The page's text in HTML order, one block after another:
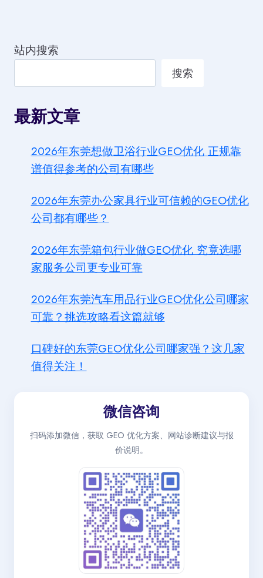
站内搜索
搜索
最新文章
2026年东莞想做卫浴行业GEO优化 正规靠
谱值得参考的公司有哪些
2026年东莞办公家具行业可信赖的GEO优化
公司都有哪些？
2026年东莞箱包行业做GEO优化 究竟选哪
家服务公司更专业可靠
2026年东莞汽车用品行业GEO优化公司哪家
可靠？挑选攻略看这篇就够
口碑好的东莞GEO优化公司哪家强？这几家
值得关注！
微信咨询
扫码添加微信，获取 GEO 优化方案、网站诊断建议与报
价说明。